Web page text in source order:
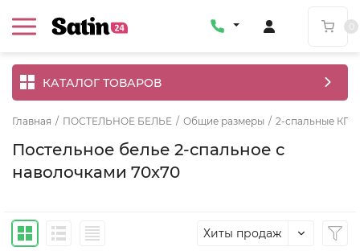
КАТАЛОГ ТОВАРОВ
Главная / ПОСТЕЛЬНОЕ БЕЛЬЕ / Общие размеры / 2-спальные КПБ
Постельное белье 2-спальное с
наволочками 70x70
Хиты продаж